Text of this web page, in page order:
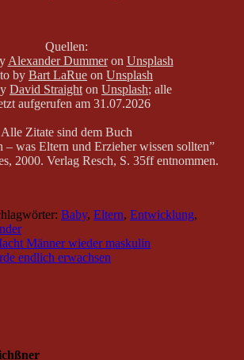
Quellen:
Alexander Dummeron Unsplash
by Bart LaRue on Unsplash
David Straight on Unsplash; alle
aufgerufen am 31.07.2026
Alle Zitate sind dem Buch
– was Eltern und Erzieher wissen sollten”
2000. Verlag Resch, S. 35ff entnommen.
Baby, Eltern, Entwicklung,
Männer wieder maskulin
endlich erwachsen